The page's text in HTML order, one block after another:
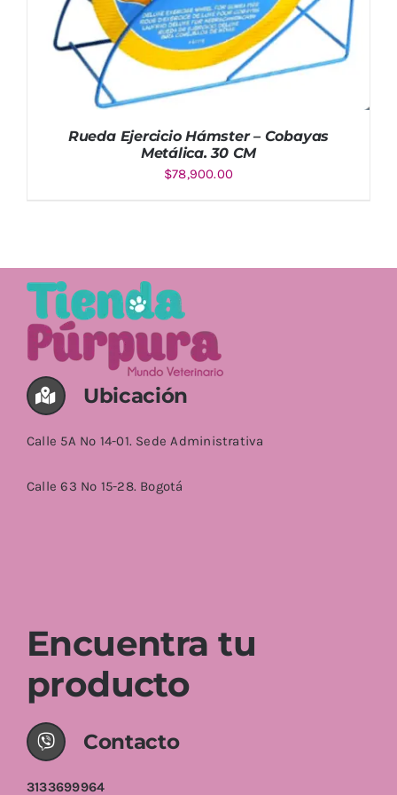
Valorado
Rueda Ejercicio Hámster – Cobayas
Metálica. 30 CM
$78,900.00
Ubicación
Calle 5A No 14-01. Sede Administrativa
Calle 63 No 15-28. Bogotá
Encuentra tu
producto
Contacto
3133699964